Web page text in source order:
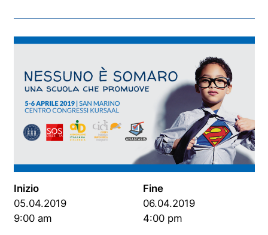
Inizio
05.04.2019
9:00 am
Fine
06.04.2019
4:00 pm